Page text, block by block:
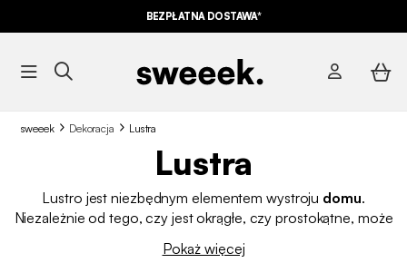
BEZPŁATNA DOSTAWA*
sweeek Dekoracja Lustra
Lustra
Lustro jest niezbędnym elementem wystroju domu.
Niezależnie od tego, czy jest okrągłe, czy prostokątne, może
do każdego pomieszczenia. Lustro jest
Pokaż więcej